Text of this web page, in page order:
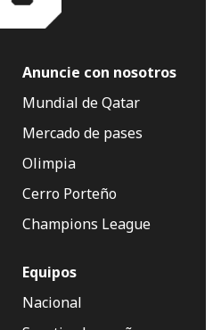
Anuncie con nosotros
Mundial de Qatar
Mercado de pases
Olimpia
Cerro Porteño
Champions League
Equipos
Nacional